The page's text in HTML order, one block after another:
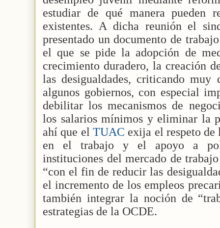
estudiar de qué manera pueden
existentes. A dicha reunión el
presentado un documento de
el que se pide la adopción de
crecimiento duradero, la creación
las desigualdades, criticando muy
algunos gobiernos, con especial
debilitar los mecanismos de
los salarios mínimos y eliminar la
ahí que el TUAC exija el respeto de
en el trabajo y el apoyo a
instituciones del mercado de
“con el fin de reducir las
el incremento de los empleos
también integrar la noción de
estrategias de la OCDE.